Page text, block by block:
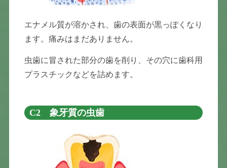
エナメル質が溶かされ、歯の表面が黒っぽくなり
ます。痛みはまだありません。
虫歯に冒された部分の歯を削り、その穴に歯科用
プラスチックなどを詰めます。
C2 象牙質の虫歯